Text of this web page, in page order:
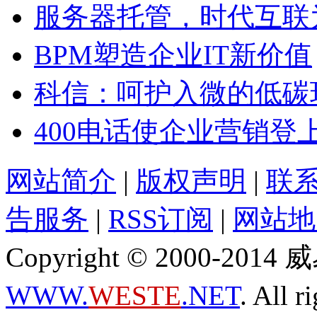
服务器托管，时代互
BPM塑造企业IT新价值
科信：呵护入微的低
400电话使企业营销登
网站简介 | 版权声明 | 联
告服务 | RSS订阅 | 网站
Copyright © 2000-2014
WWW.WESTE.NET. All